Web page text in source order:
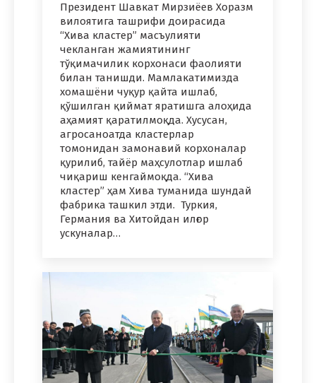
Президент Шавкат Мирзиёев Хоразм
вилоятига ташрифи доирасида
“Хива кластер” масъулияти
чекланган жамиятининг
тўқимачилик корхонаси фаолияти
билан танишди. Мамлакатимизда
хомашёни чуқур қайта ишлаб,
қўшилган қиймат яратишга алоҳида
аҳамият қаратилмоқда. Хусусан,
агросаноатда кластерлар
томонидан замонавий корхоналар
қурилиб, тайёр маҳсулотлар ишлаб
чиқариш кенгаймоқда. “Хива
кластер” ҳам Хива туманида шундай
фабрика ташкил этди. Туркия,
Германия ва Хитойдан илғор
ускуналар…